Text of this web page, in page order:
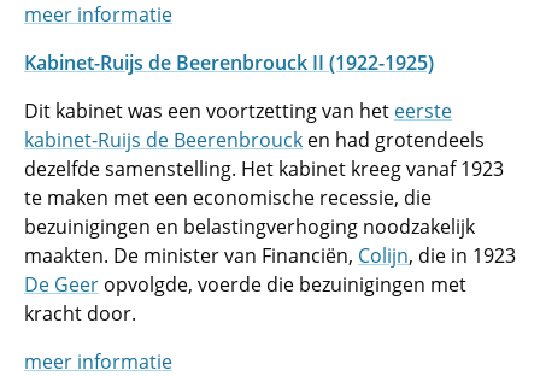
meer informatie
Kabinet-Ruijs de Beerenbrouck II (1922-1925)
Dit kabinet was een voortzetting van het eerste
kabinet-Ruijs de Beerenbrouck en had grotendeels
dezelfde samenstelling. Het kabinet kreeg vanaf 1923
te maken met een economische recessie, die
bezuinigingen en belastingverhoging noodzakelijk
maakten. De minister van Financiën, Colijn, die in 1923
De Geer opvolgde, voerde die bezuinigingen met
kracht door.
meer informatie